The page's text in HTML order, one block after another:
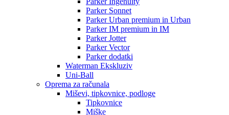
Parker Sonnet
Parker Urban premium in Urban
Parker IM premium in IM
Parker Jotter
Parker Vector
Parker dodatki
Waterman Ekskluziv
Uni-Ball
Oprema za računala
Miševi, tipkovnice, podloge
Tipkovnice
Miške